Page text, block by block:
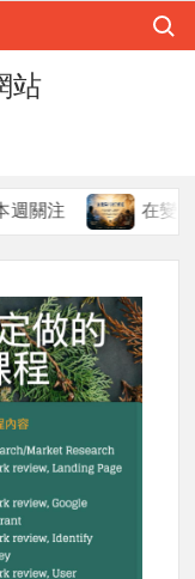
站
注 在變局中持